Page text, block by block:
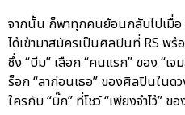
จากนั้น ก็พาทุกคนย้อนกลับไปเมื่
ได้เข้ามาสมัครเป็นศิลปินที่ RS พ
ซึ่ง “บีม” เลือก “คนแรก” ของ “เ
ร็อก “ลาก่อนเธอ” ของศิลปินในด
ใครกับ “บิ๊ก” ที่โชว์ “เพียงจำไว้”